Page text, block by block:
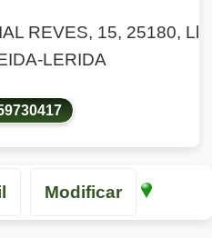
REVES, 15, 25180, Ll
LERIDA
Modificar